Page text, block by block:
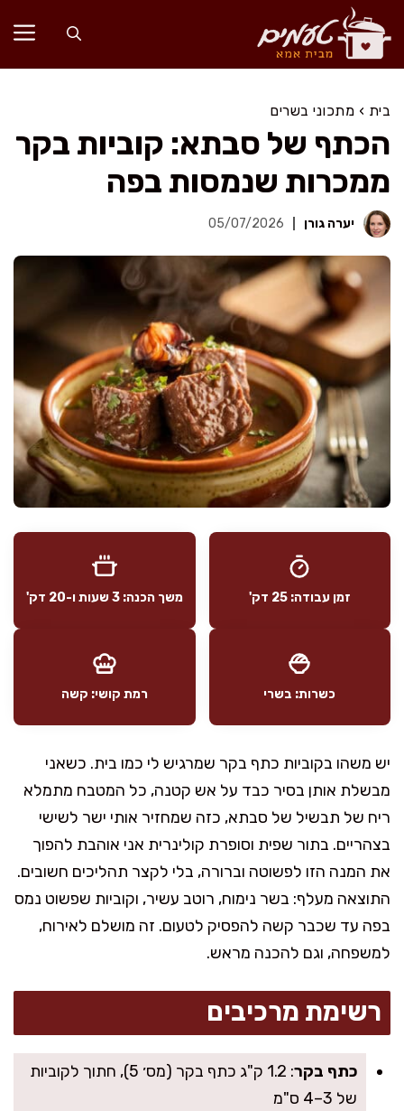
לדלג
לתוכן
בית › מתכוני בשרים
הכתף של סבתא: קוביות בקר
ממכרות שנמסות בפה
יערה גורן 05/07/2026
זמן עבודה: 25 דק' משך הכנה: 3 שעות ו-20 דק'
כשרות: בשרי רמת קושי: קשה
יש משהו בקוביות כתף בקר שמרגיש לי כמו בית. כשאני
מבשלת אותן בסיר כבד על אש קטנה, כל המטבח מתמלא
ריח של תבשיל של סבתא, כזה שמחזיר אותי ישר לשישי
בצהריים. בתור שפית וסופרת קולינרית אני אוהבת להפוך
את המנה הזו לפשוטה וברורה, בלי לקצר תהליכים חשובים.
התוצאה מעלף: בשר נימוח, רוטב עשיר, וקוביות שפשוט נמס
בפה עד שכבר קשה להפסיק לטעום. זה מושלם לאירוח,
למשפחה, וגם להכנה מראש.
רשימת מרכיבים
כתף בקר
: 1.2 ק"ג כתף בקר (מס׳ 5), חתוך לקוביות
של 3–4 ס"מ